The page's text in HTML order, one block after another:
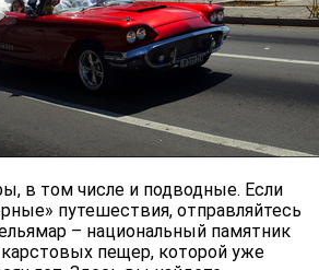
в том числе и подводные. Если
путешествия, отправляйтесь
– национальный памятник
пещер, которой уже